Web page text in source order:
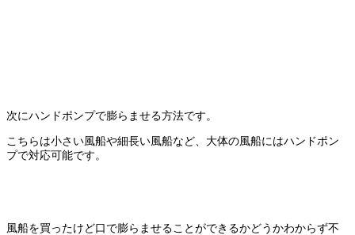
次にハンドポンプで膨らませる方法です。
こちらは小さい風船や細長い風船など、大体の風船にはハンドポン
プで対応可能です。
風船を買ったけど口で膨らませることができるかどうかわからず不